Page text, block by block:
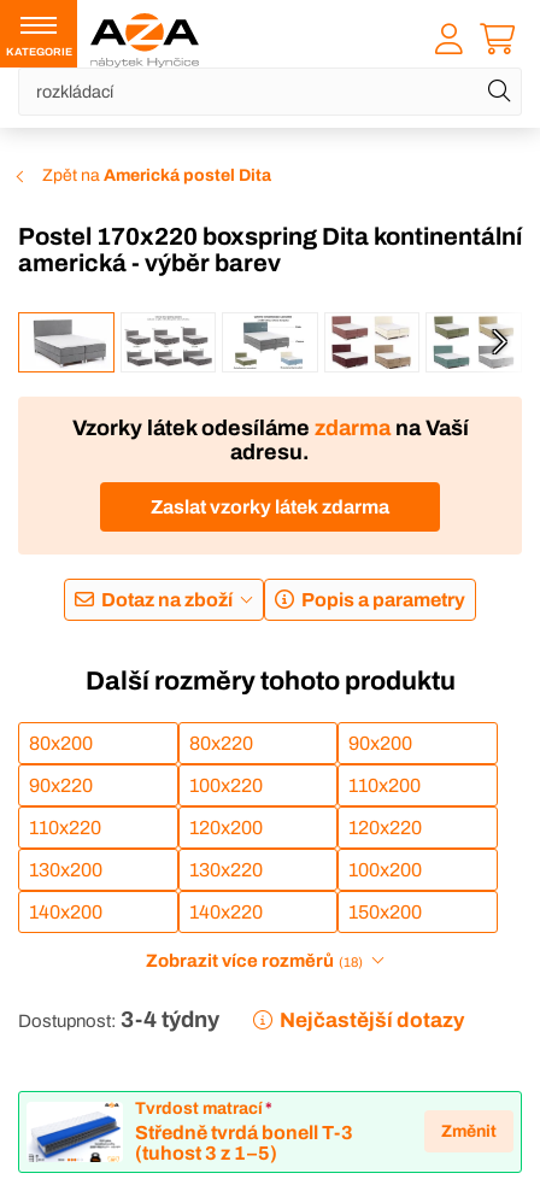
KATEGORIE
Zpět na Americká postel Dita
Postel 170x220 boxspring Dita kontinentální
americká - výběr barev
VÝROBA
Vzorky látek odesíláme zdarmana Vaší
adresu.
Zaslat vzorky látek zdarma
Dotaz na zboží Popis a parametry
Další rozměry tohoto produktu
80x200 80x220 90x200
90x220 100x220 110x200
110x220 120x200 120x220
130x200 130x220 100x200
140x200 140x220 150x200
Zobrazit více rozměrů (18)
Dostupnost: 3-4 týdny Nejčastější dotazy
Tvrdost matrací*
Středně tvrdá bonell T-3
(tuhost 3 z 1–5)
Změnit